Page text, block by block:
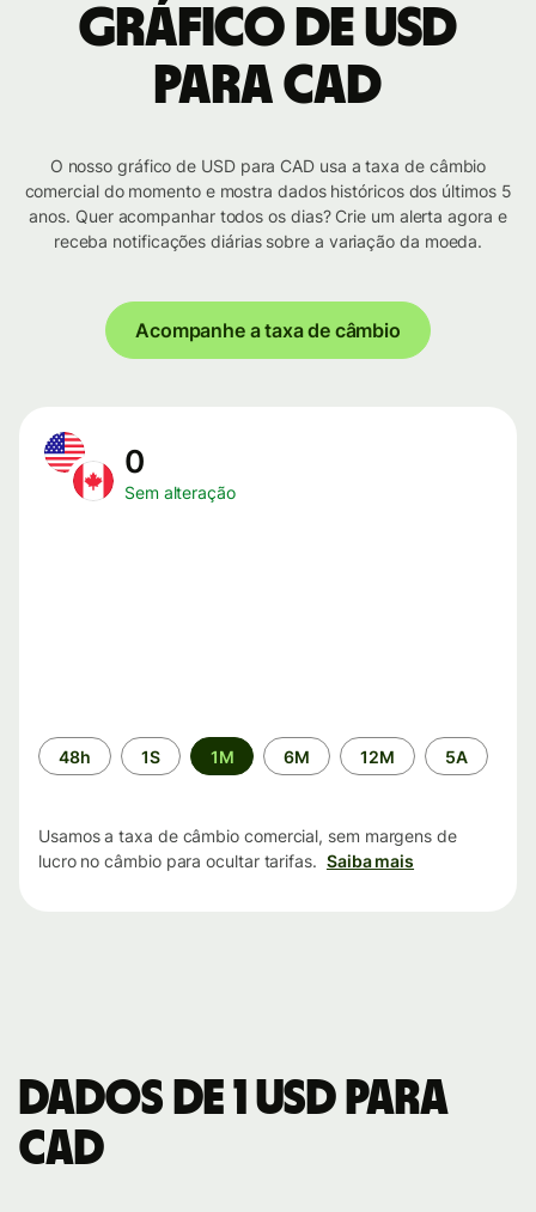
Gráfico de USD
para CAD
O nosso gráfico de USD para CAD usa a taxa de câmbio
comercial do momento e mostra dados históricos dos últimos 5
anos. Quer acompanhar todos os dias? Crie um alerta agora e
receba notificações diárias sobre a variação da moeda.
Acompanhe a taxa de câmbio
0
Sem alteração
Período
de
48h 1S 1M 6M 12M 5A
Usamos a taxa de câmbio comercial, sem margens de
lucro no câmbio para ocultar tarifas. Saiba mais
Dados de 1 USD para
CAD